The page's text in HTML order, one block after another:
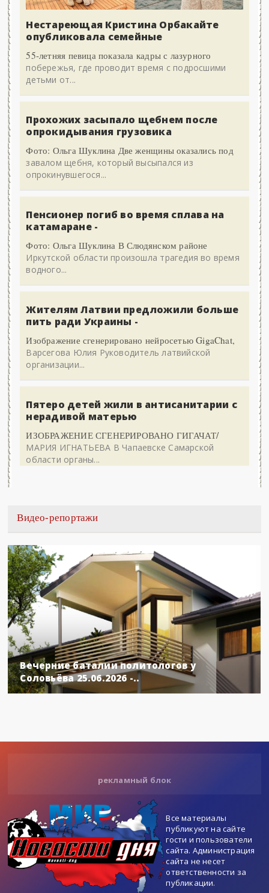
Нестареющая Кристина Орбакайте
опубликовала семейные
55-летняя певица показала кадры с лазурного
побережья, где проводит время с подросшими
детьми от...
Прохожих засыпало щебнем после
опрокидывания грузовика
Фото: Ольга Шуклина Две женщины оказались под
завалом щебня, который высыпался из
опрокинувшегося...
Пенсионер погиб во время сплава на
катамаране -
Фото: Ольга Шуклина В Слюдянском районе
Иркутской области произошла трагедия во время
водного...
Жителям Латвии предложили больше
пить ради Украины -
Изображение сгенерировано нейросетью GigaChat,
Варсегова Юлия Руководитель латвийской
организации...
Пятеро детей жили в антисанитарии с
нерадивой матерью
ИЗОБРАЖЕНИЕ СГЕНЕРИРОВАНО ГИГАЧАТ/
МАРИЯ ИГНАТЬЕВА В Чапаевске Самарской
области органы...
Видео-репортажи
Вечерние баталии политологов у
Соловьёва 25.06.2026 -..
рекламный блок
Все материалы
публикуют на сайте
гости и пользователи
сайта. Администрация
сайта не несет
ответственности за
публикации.